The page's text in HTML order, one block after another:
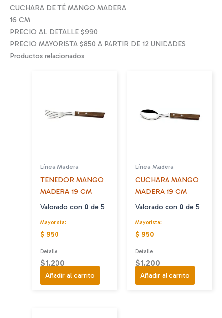
CUCHARA DE TÉ MANGO MADERA
16 CM
PRECIO AL DETALLE $990
PRECIO MAYORISTA $850 A PARTIR DE 12 UNIDADES
Productos relacionados
Línea Madera
TENEDOR MANGO
MADERA 19 CM
Valorado con 0 de 5
Mayorista:
$ 950
Detalle
$1.200
Añadir al carrito
Línea Madera
CUCHARA MANGO
MADERA 19 CM
Valorado con 0 de 5
Mayorista:
$ 950
Detalle
$1.200
Añadir al carrito